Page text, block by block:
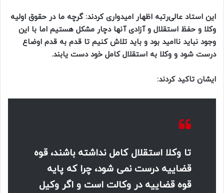
این استاد عالی‌رتبه اظهار امیدواری کردند: گرچه ما در حقوق اولیه
وکلا و حفظ استقلال و آزادی آنها دچار مشکل هستیم اما با این
وجود نباید ناامید بود و باید تلاش کنیم تا قدم به قدم اوضاع
درست شود و وکلا به استقلال کامل خود دست یابند.
ایشان تاکید کردند:
تا وکلا استقلال کامل نداشته باشند، قوه
قضاییه درست نمی شود، چرا که پایه
قوه قضاییه در وکالت است و اگر وکیل